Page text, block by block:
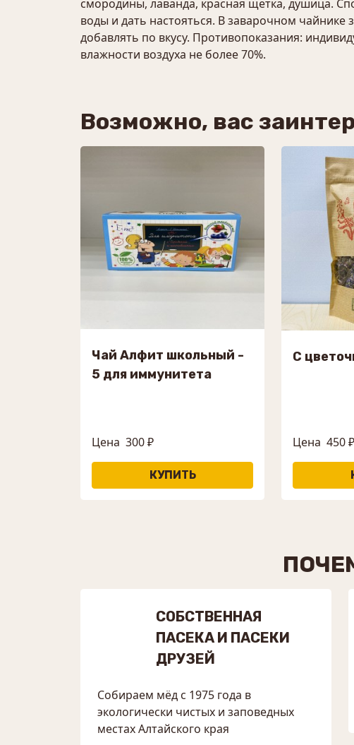
смородины, лаванда, красная щетка, душица.
воды и дать настояться. В заварочном чайнике
добавлять по вкусу. Противопоказания:
влажности воздуха не более 70%.
Возможно, вас
Чай Алфит школьный -
5 для иммунитета
Цена 300 ₽
С
Цена 450 ₽
СОБСТВЕННАЯ
ПАСЕКА И ПАСЕКИ
ДРУЗЕЙ
Собираем мёд с 1975 года в
экологически чистых и заповедных
местах Алтайского края